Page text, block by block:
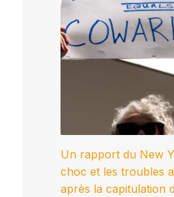
Un rapport du New
choc et les troubles
après la capitulation